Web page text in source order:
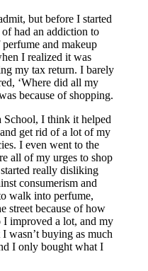
but before I started
had an addiction to
and makeup
I realized it was
my tax return. I barely
‘Where did all my
because of shopping.
School, I think it helped
get rid of a lot of my
I even went to the
all of my urges to shop
really disliking
consumerism and
walk into perfume,
street because of how
I improved a lot, and my
wasn’t buying as much
I only bought what I